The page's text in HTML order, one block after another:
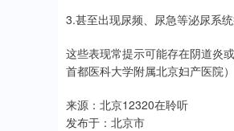
3.甚至出现尿频、尿急等泌尿系统
这些表现常提示可能存在阴道炎
首都医科大学附属北京妇产医院）
来源：北京12320在聆听
发布于：北京市